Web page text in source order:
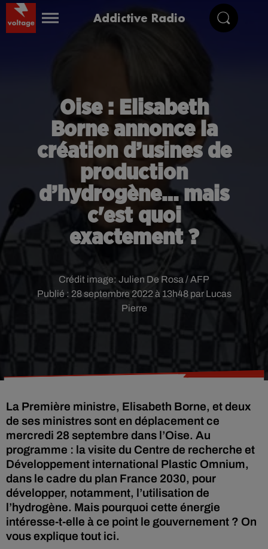
Addictive Radio
Oise : Elisabeth
Borne annonce la
création d’usines de
production
d’hydrogène… mais
c'est quoi
exactement ?
Publié : 28 septembre 2022 à 13h48 par Lucas
Pierre
Crédit image: Julien De Rosa / AFP
La Première ministre, Elisabeth Borne, et deux
de ses ministres sont en déplacement ce
mercredi 28 septembre dans l’Oise. Au
programme : la visite du Centre de recherche et
Développement international Plastic Omnium,
dans le cadre du plan France 2030, pour
développer, notamment, l’utilisation de
l’hydrogène. Mais pourquoi cette énergie
intéresse-t-elle à ce point le gouvernement ? On
vous explique tout ici.